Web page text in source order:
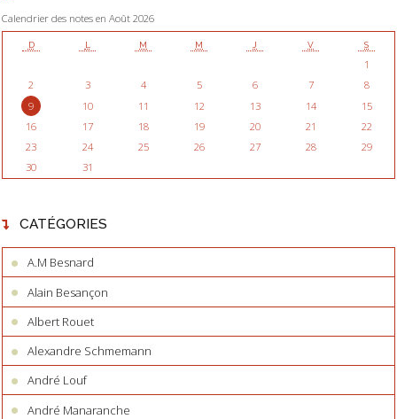
Calendrier des notes en Août 2026
D L M M J V S
1
2
3 4 5 6 7
8
9
10 11 12 13 14
15
16
17 18 19 20 21
22
23
24 25 26 27 28
29
30
31
CATÉGORIES
A.M Besnard
Alain Besançon
Albert Rouet
Alexandre Schmemann
André Louf
André Manaranche